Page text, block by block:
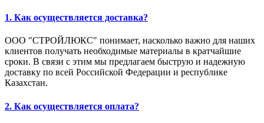
1. Как осуществляется доставка?
ООО "СТРОЙЛЮКС" понимает, насколько важно для наших
клиентов получать необходимые материалы в кратчайшие
сроки. В связи с этим мы предлагаем быструю и надежную
доставку по всей Российской Федерации и республике
Казахстан.
2. Как осуществляется оплата?